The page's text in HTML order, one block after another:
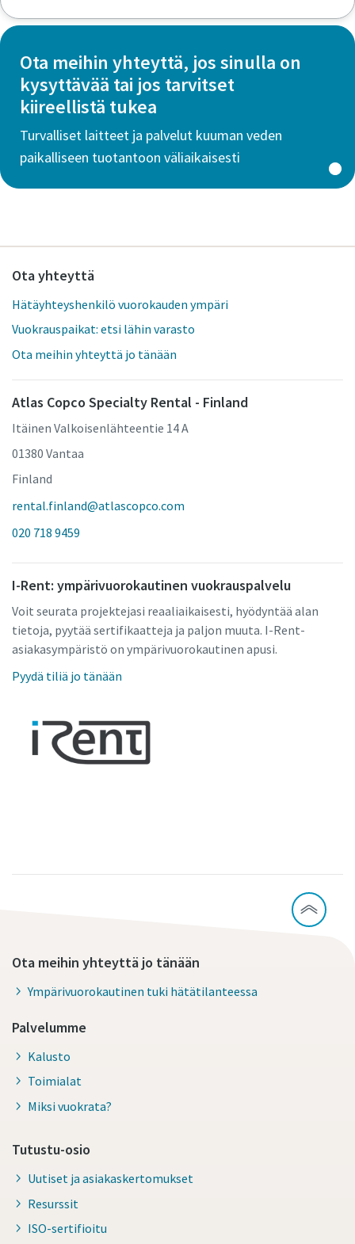
Ota meihin yhteyttä, jos sinulla on
kysyttävää tai jos tarvitset
kiireellistä tukea
Turvalliset laitteet ja palvelut kuuman veden
paikalliseen tuotantoon väliaikaisesti
Ota yhteyttä
Hätäyhteyshenkilö vuorokauden ympäri
Vuokrauspaikat: etsi lähin varasto
Ota meihin yhteyttä jo tänään
Atlas Copco Specialty Rental - Finland
Itäinen Valkoisenlähteentie 14 A
01380 Vantaa
Finland
rental.finland@atlascopco.com
020 718 9459
I-Rent: ympärivuorokautinen vuokrauspalvelu
Voit seurata projektejasi reaaliaikaisesti, hyödyntää alan
tietoja, pyytää sertifikaatteja ja paljon muuta. I-Rent-
asiakasympäristö on ympärivuorokautinen apusi.
Pyydä tiliä jo tänään
Ota meihin yhteyttä jo tänään
Ympärivuorokautinen tuki hätätilanteessa
Palvelumme
Kalusto
Toimialat
Miksi vuokrata?
Tutustu-osio
Uutiset ja asiakaskertomukset
Resurssit
ISO-sertifioitu